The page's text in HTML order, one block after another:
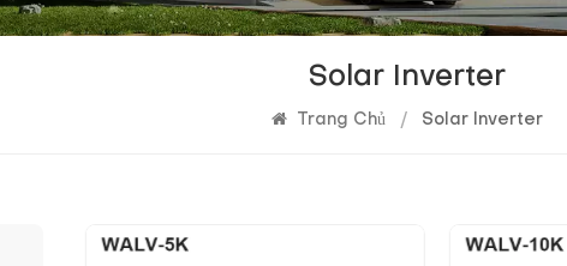
Solar Inverter
Trang Chủ / Solar Inverter